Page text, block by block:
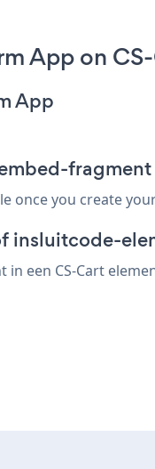
App on
App
once you create
insluitcode-
in een CS-Cart